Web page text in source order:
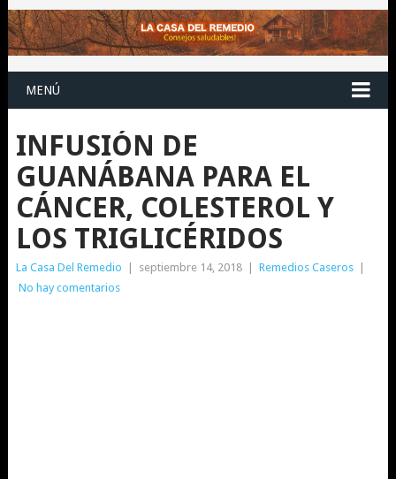
MENÚ
INFUSIÓN DE
GUANÁBANA PARA EL
CÁNCER, COLESTEROL Y
LOS TRIGLICÉRIDOS
La Casa Del Remedio septiembre 14, 2018 Remedios Caseros
No hay comentarios